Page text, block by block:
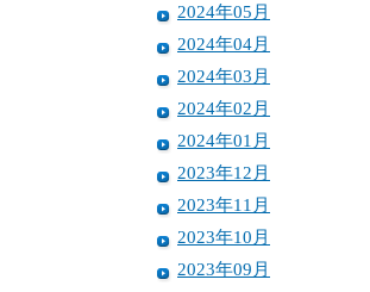
2024年05月
2024年04月
2024年03月
2024年02月
2024年01月
2023年12月
2023年11月
2023年10月
2023年09月